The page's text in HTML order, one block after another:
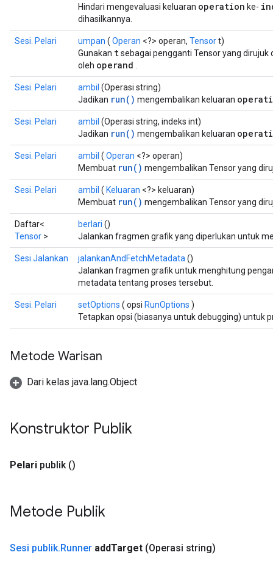
Hindari mengevaluasi keluaran operation ke-
dihasilkannya.
Sesi. Pelari umpan ( Operan <?> operan, Tensort)
Gunakan tsebagai pengganti Tensor yang
oleh operand
Sesi. Pelari ambil (Operasi string)
Jadikan run() mengembalikan keluaran
Sesi. Pelari ambil (Operasi string, indeks int)
Jadikan run() mengembalikan keluaran
Sesi. Pelari ambil ( Operan <?> operan)
Membuat run() mengembalikan Tensor yang
Sesi. Pelari ambil ( Keluaran <?> keluaran)
Membuat run() mengembalikan Tensor yang
Daftar<
Tensor >
berlari ()
Jalankan fragmen grafik yang diperlukan untuk
Sesi.Jalankan jalankanAndFetchMetadata ()
Jalankan fragmen grafik untuk menghitung
metadata tentang proses tersebut.
Sesi. Pelari setOptions ( opsi RunOptions )
Tetapkan opsi (biasanya untuk debugging) untuk
Metode Warisan
Dari kelas java.lang.Object
Konstruktor Publik
Pelari publik ()
Metode Publik
Sesi publik.Runner addTarget (Operasi string)